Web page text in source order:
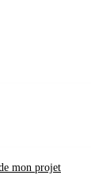
mon projet